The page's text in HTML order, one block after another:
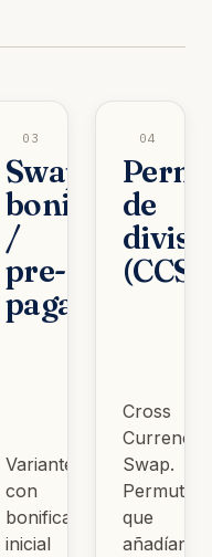
03
Swap
bonificado
/
pre-
pagado
Variantes
con
bonificación
inicial
04
de
divisa
(CCS)
Cross
Currency
Swap.
Permutas
que
añadían